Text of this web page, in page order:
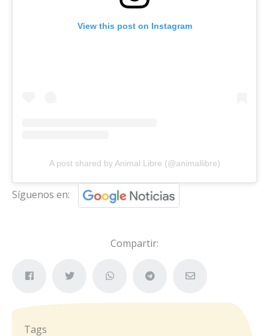
View this post on Instagram
A post shared by Animal Libre (@animallibre)
Síguenos en:
Compartir:
Tags